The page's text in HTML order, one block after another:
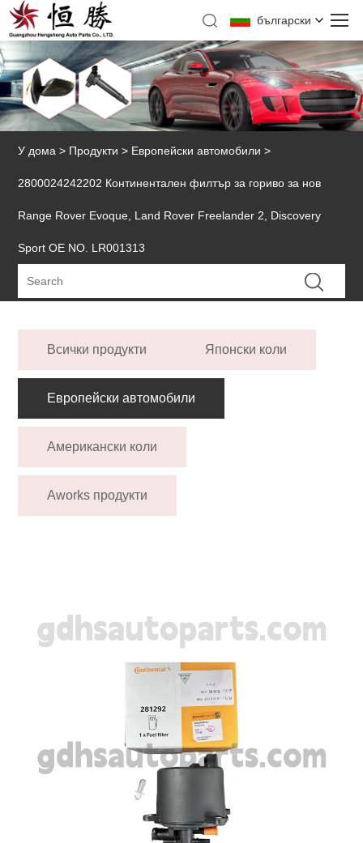
български
У дома > Продукти > Европейски автомобили >
2800024242202 Континентален филтър за гориво за нов
Range Rover Evoque, Land Rover Freelander 2, Discovery
Sport OE NO. LR001313
Всички продукти Японски коли
Европейски автомобили
Американски коли
Aworks продукти